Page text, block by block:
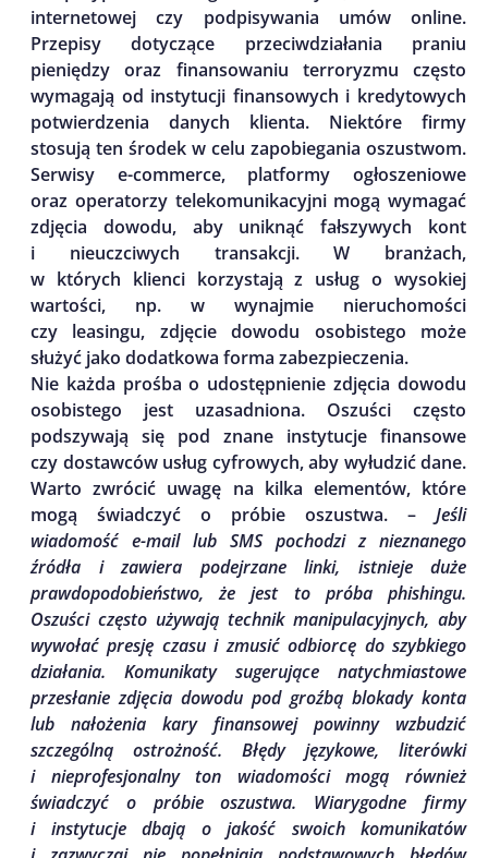
internetowej czy podpisywania umów online.
Przepisy dotyczące przeciwdziałania praniu
pieniędzy oraz finansowaniu terroryzmu często
wymagają od instytucji finansowych i kredytowych
potwierdzenia danych klienta. Niektóre firmy
stosują ten środek w celu zapobiegania oszustwom.
Serwisy e-commerce, platformy ogłoszeniowe
oraz operatorzy telekomunikacyjni mogą wymagać
zdjęcia dowodu, aby uniknąć fałszywych kont
i nieuczciwych transakcji. W branżach,
w których klienci korzystają z usług o wysokiej
wartości, np. w wynajmie nieruchomości
czy leasingu, zdjęcie dowodu osobistego może
służyć jako dodatkowa forma zabezpieczenia.
Nie każda prośba o udostępnienie zdjęcia dowodu
osobistego jest uzasadniona. Oszuści często
podszywają się pod znane instytucje finansowe
czy dostawców usług cyfrowych, aby wyłudzić dane.
Warto zwrócić uwagę na kilka elementów, które
mogą świadczyć o próbie oszustwa. – Jeśli
wiadomość e-mail lub SMS pochodzi z nieznanego
źródła i zawiera podejrzane linki, istnieje duże
prawdopodobieństwo, że jest to próba phishingu.
Oszuści często używają technik manipulacyjnych, aby
wywołać presję czasu i zmusić odbiorcę do szybkiego
działania. Komunikaty sugerujące natychmiastowe
przesłanie zdjęcia dowodu pod groźbą blokady konta
lub nałożenia kary finansowej powinny wzbudzić
szczególną ostrożność. Błędy językowe, literówki
i nieprofesjonalny ton wiadomości mogą również
świadczyć o próbie oszustwa. Wiarygodne firmy
i instytucje dbają o jakość swoich komunikatów